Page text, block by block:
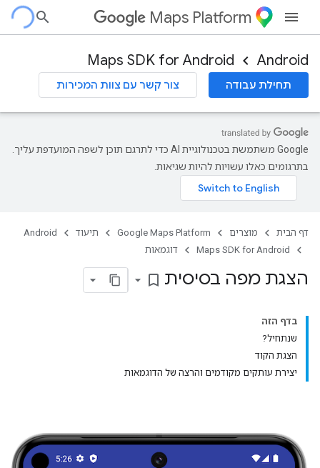
Maps Platform
Android
Maps SDK for Android
תחילת עבודה צור קשר עם צוות המכירות
‫Google משתמשת בטכנולוגיית AI כדי לתרגם תוכן לשפה המועדפת עליך.
בתרגומים כאלו עשויות להיות שגיאות.
דף הבית מוצרים Google Maps Platform תיעוד
Android
Maps SDK for Android
דוגמאות
הצגת מפה בסיסית bookmark_border
בדף הזה
שנתחיל?
הצגת הקוד
יצירת עותקים מקודמים והרצה של הדוגמאות